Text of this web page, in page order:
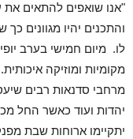
"אנו שואפים להתאים את
והתכנים יהיו מגוונים
לו. מיום חמישי בערב
מקומיות ומוזיקה
מרחבי סדנאות רבים
יהדות ועוד כאשר החל
יתקיימו ארוחות שבת